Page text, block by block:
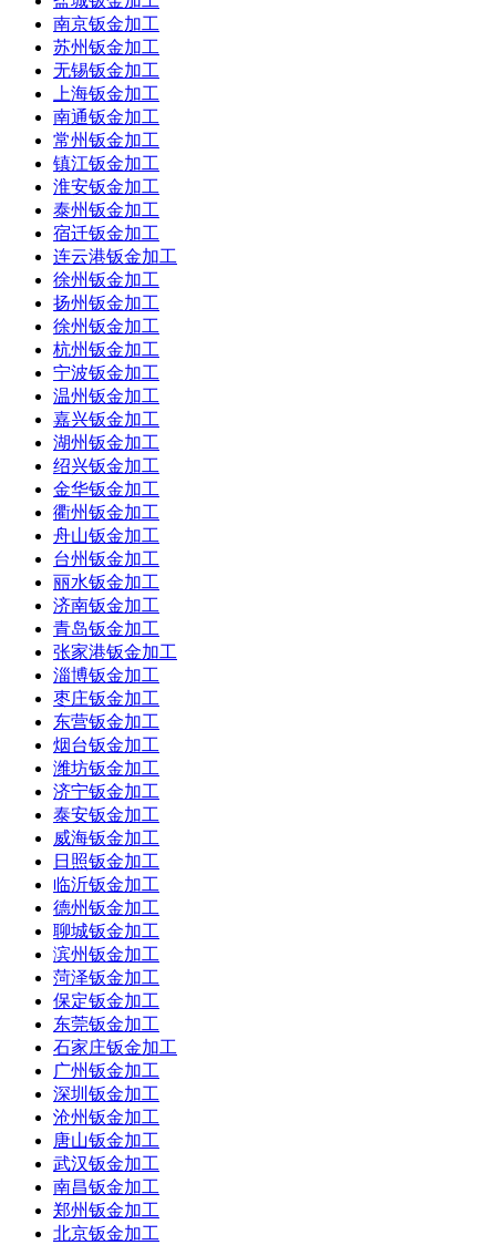
南京钣金加工
苏州钣金加工
无锡钣金加工
上海钣金加工
南通钣金加工
常州钣金加工
镇江钣金加工
淮安钣金加工
泰州钣金加工
宿迁钣金加工
连云港钣金加工
徐州钣金加工
扬州钣金加工
徐州钣金加工
杭州钣金加工
宁波钣金加工
温州钣金加工
嘉兴钣金加工
湖州钣金加工
绍兴钣金加工
金华钣金加工
衢州钣金加工
舟山钣金加工
台州钣金加工
丽水钣金加工
济南钣金加工
青岛钣金加工
张家港钣金加工
淄博钣金加工
枣庄钣金加工
东营钣金加工
烟台钣金加工
潍坊钣金加工
济宁钣金加工
泰安钣金加工
威海钣金加工
日照钣金加工
临沂钣金加工
德州钣金加工
聊城钣金加工
滨州钣金加工
菏泽钣金加工
保定钣金加工
东莞钣金加工
石家庄钣金加工
广州钣金加工
深圳钣金加工
沧州钣金加工
唐山钣金加工
武汉钣金加工
南昌钣金加工
郑州钣金加工
北京钣金加工